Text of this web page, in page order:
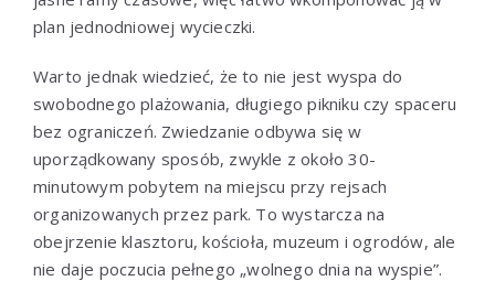
plan jednodniowej wycieczki.
Warto jednak wiedzieć, że to nie jest wyspa do
swobodnego plażowania, długiego pikniku czy spaceru
bez ograniczeń. Zwiedzanie odbywa się w
uporządkowany sposób, zwykle z około 30-
minutowym pobytem na miejscu przy rejsach
organizowanych przez park. To wystarcza na
obejrzenie klasztoru, kościoła, muzeum i ogrodów, ale
nie daje poczucia pełnego „wolnego dnia na wyspie”.